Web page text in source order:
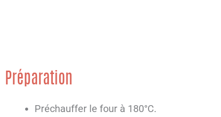
Préparation
Préchauffer le four à 180°C.